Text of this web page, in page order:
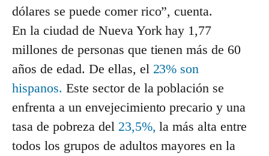
dólares se puede comer rico”, cuenta.
En la ciudad de Nueva York hay 1,77
millones de personas que tienen más de 60
años de edad. De ellas, el 23% son
hispanos. Este sector de la población se
enfrenta a un envejecimiento precario y una
tasa de pobreza del 23,5%, la más alta entre
todos los grupos de adultos mayores en la